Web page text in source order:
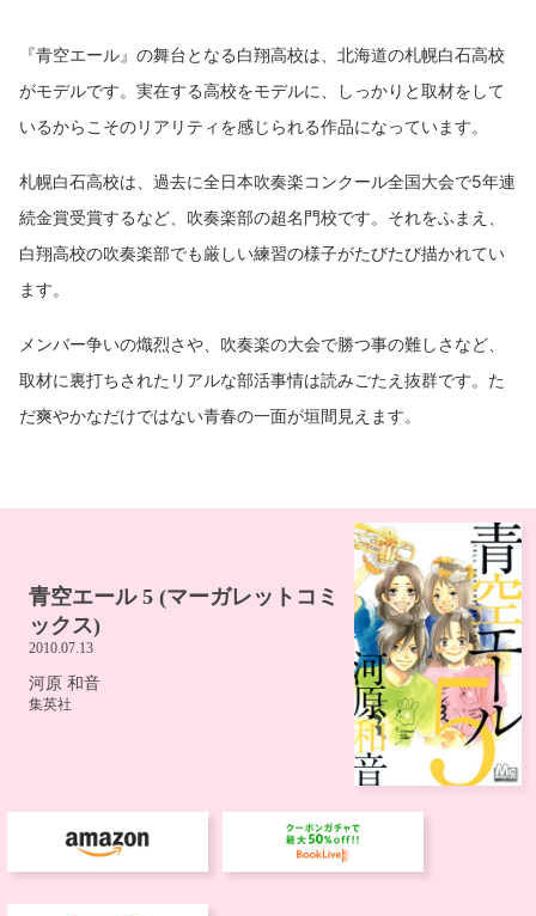
『青空エール』の舞台となる白翔高校は、北海道の札幌白石高校
がモデルです。実在する高校をモデルに、しっかりと取材をして
いるからこそのリアリティを感じられる作品になっています。
札幌白石高校は、過去に全日本吹奏楽コンクール全国大会で5年連
続金賞受賞するなど、吹奏楽部の超名門校です。それをふまえ、
白翔高校の吹奏楽部でも厳しい練習の様子がたびたび描かれてい
ます。
メンバー争いの熾烈さや、吹奏楽の大会で勝つ事の難しさなど、
取材に裏打ちされたリアルな部活事情は読みごたえ抜群です。た
だ爽やかなだけではない青春の一面が垣間見えます。